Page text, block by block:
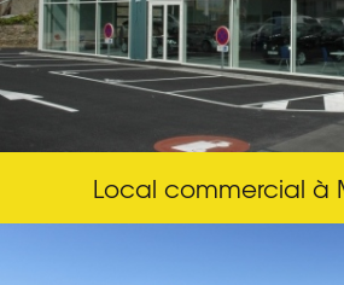
Local commercial à